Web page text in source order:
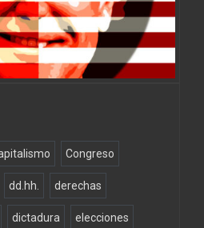
Congreso
dd.hh. derechas
dictadura elecciones